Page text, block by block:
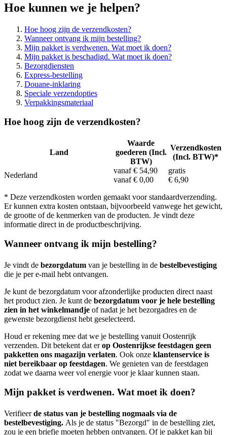
Hoe kunnen we je helpen?
Hoe hoog zijn de verzendkosten?
Wanneer ontvang ik mijn bestelling?
Mijn pakket is verdwenen. Wat moet ik doen?
Mijn pakket is beschadigd. Wat moet ik doen?
Bezorgdiensten
Express-bestelling
Douane-inklaring
Speciale verzendopties
Verpakkingsmateriaal
Hoe hoog zijn de verzendkosten?
Land
Waarde
goederen (Incl.
BTW)
Verzendkosten
(Incl. BTW)*
Nederland
vanaf € 54,90
gratis
vanaf € 0,00
€ 6,90
* Deze verzendkosten worden gemaakt voor standaardverzending.
Er kunnen extra kosten ontstaan, bijvoorbeeld vanwege het gewicht,
de grootte of de kenmerken van de producten. Je vindt deze
informatie direct in de productbeschrijving.
Wanneer ontvang ik mijn bestelling?
Je vindt de bezorgdatum van je bestelling in de bestelbevestiging
die je per e-mail hebt ontvangen.
Je kunt de bezorgdatum voor afzonderlijke producten direct naast
het product zien. Je kunt de bezorgdatum voor je hele bestelling
zien in het winkelmandje of nadat je het bezorgadres en de
gewenste bezorgdienst hebt geselecteerd.
Houd er rekening mee dat we je bestelling vanuit Oostenrijk
verzenden. Dit betekent dat erop Oostenrijkse feestdagen geen
pakketten ons magazijn verlaten. Ook onze klantenservice is
niet bereikbaar op feestdagen. We genieten van de feestdagen
zodat we daarna weer vol energie voor je klaar kunnen staan.
Mijn pakket is verdwenen. Wat moet ik doen?
Verifieerde status van je bestelling nogmaals via de
bestelbevestiging. Als je de status "Bezorgd" in de bestelling ziet,
zou je een briefje moeten hebben ontvangen. Of je pakket kan bij